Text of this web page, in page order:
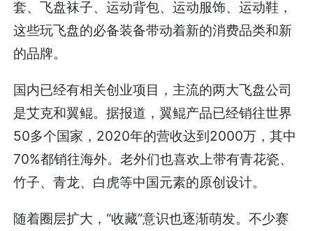
套、飞盘袜子、运动背包、运动服饰、运动鞋，
这些玩飞盘的必备装备带动着新的消费品类和新
的品牌。
国内已经有相关创业项目，主流的两大飞盘公司
是艾克和翼鲲。据报道，翼鲲产品已经销往世界
50多个国家，2020年的营收达到2000万，其中
70%都销往海外。老外们也喜欢上带有青花瓷、
竹子、青龙、白虎等中国元素的原创设计。
随着圈层扩大，“收藏”意识也逐渐萌发。不少赛